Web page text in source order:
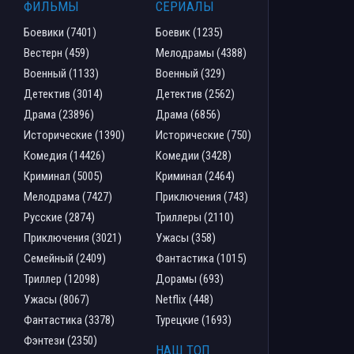
ФИЛЬМЫ
Боевики (7401)
Вестерн (459)
Военный (1133)
Детектив (3014)
Драма (23896)
Исторические (1390)
Комедия (14426)
Криминал (5005)
Мелодрама (7427)
Русские (2874)
Приключения (3021)
Семейный (2409)
Триллер (12098)
Ужасы (8067)
Фантастика (3378)
Фэнтези (2350)
СЕРИАЛЫ
Боевик (1235)
Мелодрамы (4388)
Военный (329)
Детектив (2562)
Драма (6856)
Исторические (750)
Комедии (3428)
Криминал (2464)
Приключения (743)
Триллеры (2110)
Ужасы (358)
Фантастика (1015)
Дорамы (693)
Netflix (448)
Турецкие (1693)
НАШ ТОП